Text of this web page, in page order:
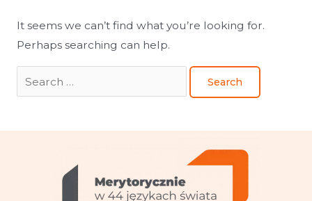
It seems we can’t find what you’re looking for.
Perhaps searching can help.